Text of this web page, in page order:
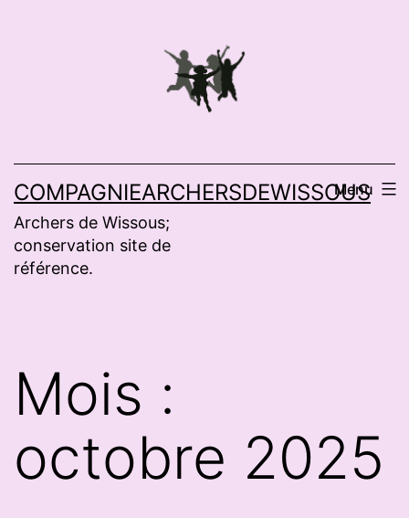
COMPAGNIEARCHERSDEWISSOUS
Archers de Wissous;
conservation site de
référence.
Menu
Mois :
octobre 2025